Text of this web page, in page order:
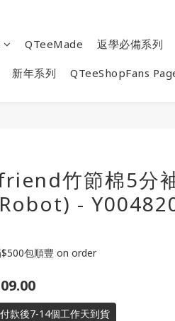
QTeeMade 返學必備系列
新年系列 QTeeShopFans
竹節棉5分
-
包順豐 on order
款後7-14個工作天到貨